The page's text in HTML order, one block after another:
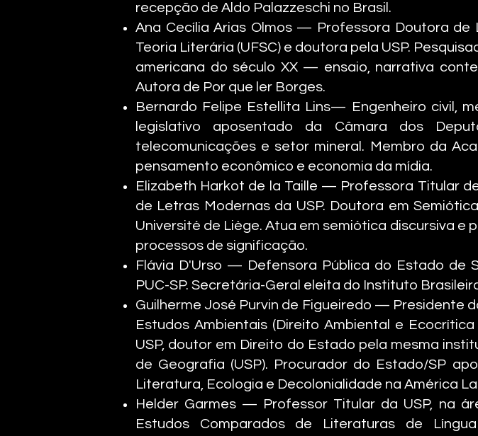
recepção de Aldo Palazzeschi no Brasil.
Ana Cecília Arias Olmos — Professora Doutora de
Teoria Literária (UFSC) e doutora pela USP.
americana do século XX — ensaio, narrativa
Autora de Por que ler Borges.
Bernardo Felipe Estellita Lins— Engenheiro civil,
legislativo aposentado da Câmara dos
telecomunicações e setor mineral. Membro da
pensamento econômico e economia da mídia.
Elizabeth Harkot de la Taille — Professora Titular
de Letras Modernas da USP. Doutora em
Université de Liège. Atua em semiótica discursiva
processos de significação.
Flávia D'Urso — Defensora Pública do Estado de
PUC-SP. Secretária-Geral eleita do Instituto
Guilherme José Purvin de Figueiredo — Presidente
Estudos Ambientais (Direito Ambiental e
USP, doutor em Direito do Estado pela mesma
de Geografia (USP). Procurador do Estado/SP
Literatura, Ecologia e Decolonialidade na América
Helder Garmes — Professor Titular da USP, na
Estudos Comparados de Literaturas de